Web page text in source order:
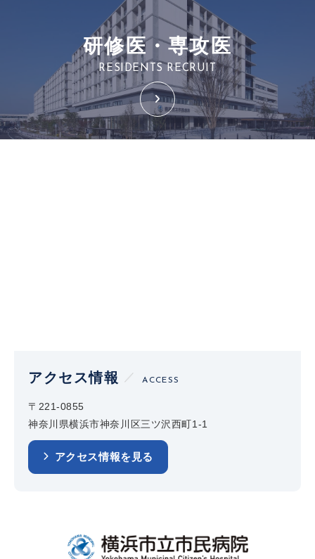
研修医・専攻医
RESIDENTS RECRUIT
アクセス情報 ACCESS
〒221-0855
神奈川県横浜市神奈川区三ツ沢西町1-1
アクセス情報を見る